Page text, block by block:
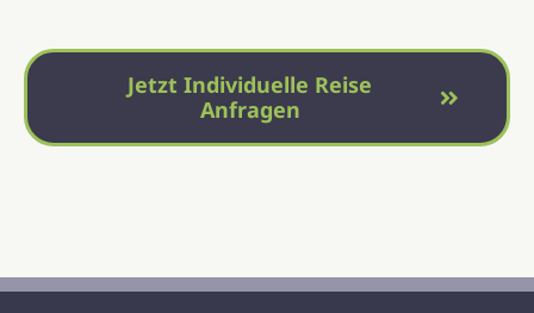
Jetzt Individuelle Reise
Anfragen